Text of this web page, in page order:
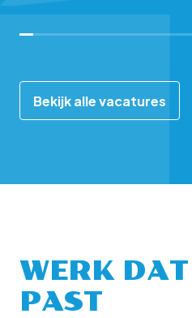
Bekijk alle vacatures
WERK DAT
PAST